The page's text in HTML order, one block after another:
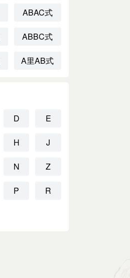
ABAC式
ABBC式
A里AB式
D E
H J
N Z
P R